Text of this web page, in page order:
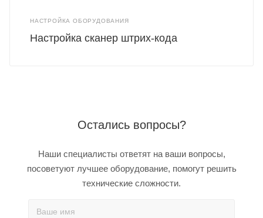
НАСТРОЙКА ОБОРУДОВАНИЯ
Настройка сканер штрих-кода
Остались вопросы?
Наши специалисты ответят на ваши вопросы,
посоветуют лучшее оборудование, помогут решить
технические сложности.